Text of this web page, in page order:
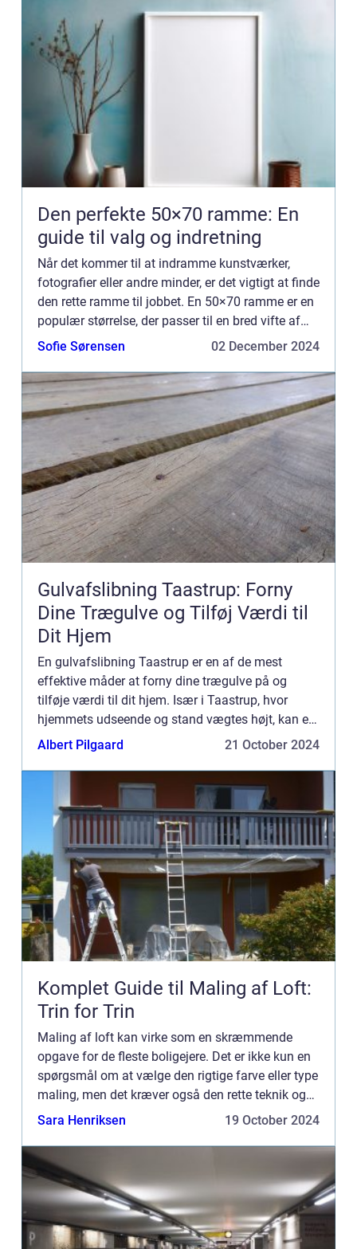
Den perfekte 50×70 ramme: En
guide til valg og indretning
Når det kommer til at indramme kunstværker,
fotografier eller andre minder, er det vigtigt at finde
den rette ramme til jobbet. En 50×70 ramme er en
populær størrelse, der passer til en bred vifte af
billeder og kunstv&a...
Sofie Sørensen 02 December 2024
Gulvafslibning Taastrup: Forny
Dine Trægulve og Tilføj Værdi til
Dit Hjem
En gulvafslibning Taastrup er en af de mest
effektive måder at forny dine trægulve på og
tilføje værdi til dit hjem. Især i Taastrup, hvor
hjemmets udseende og stand vægtes højt, kan en
professionel g...
Albert Pilgaard 21 October 2024
Komplet Guide til Maling af Loft:
Trin for Trin
Maling af loft kan virke som en skræmmende
opgave for de fleste boligejere. Det er ikke kun en
spørgsmål om at vælge den rigtige farve eller type
maling, men det kræver også den rette teknik og
forberedelse for at...
Sara Henriksen 19 October 2024